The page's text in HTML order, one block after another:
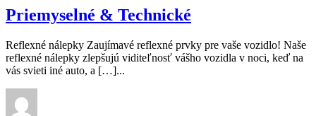
Priemyselné & Technické
Reflexné nálepky Zaujímavé reflexné prvky pre vaše vozidlo! Naše
reflexné nálepky zlepšujú viditeľnosť vášho vozidla v noci, keď na
vás svieti iné auto, a […]...